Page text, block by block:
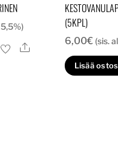
Tällä
Ale
(5KPL)
6,00€ (sis.
Lisää